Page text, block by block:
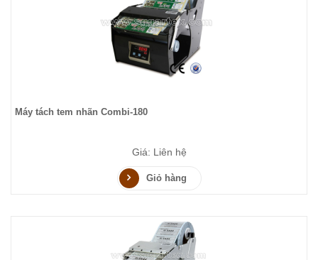
Máy tách tem nhãn Combi-180
Giá: Liên hệ
Giỏ hàng